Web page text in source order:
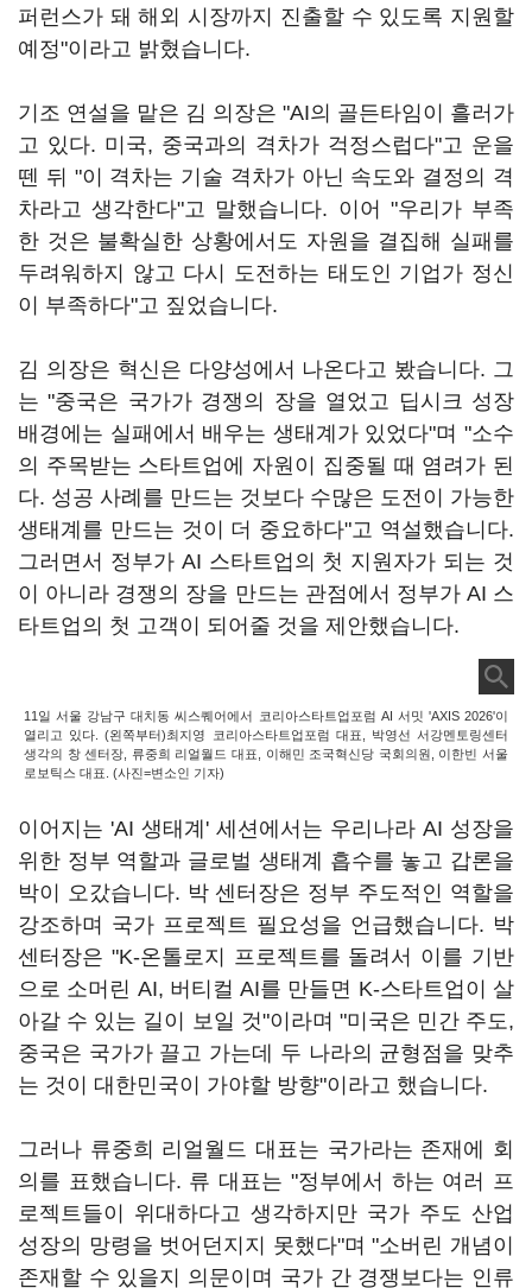
퍼런스가 돼 해외 시장까지 진출할 수 있도록 지원할
예정"이라고 밝혔습니다.
기조 연설을 맡은 김 의장은 "AI의 골든타임이 흘러가
고 있다. 미국, 중국과의 격차가 걱정스럽다"고 운을
뗀 뒤 "이 격차는 기술 격차가 아닌 속도와 결정의 격
차라고 생각한다"고 말했습니다. 이어 "우리가 부족
한 것은 불확실한 상황에서도 자원을 결집해 실패를
두려워하지 않고 다시 도전하는 태도인 기업가 정신
이 부족하다"고 짚었습니다.
김 의장은 혁신은 다양성에서 나온다고 봤습니다. 그
는 "중국은 국가가 경쟁의 장을 열었고 딥시크 성장
배경에는 실패에서 배우는 생태계가 있었다"며 "소수
의 주목받는 스타트업에 자원이 집중될 때 염려가 된
다. 성공 사례를 만드는 것보다 수많은 도전이 가능한
생태계를 만드는 것이 더 중요하다"고 역설했습니다.
그러면서 정부가 AI 스타트업의 첫 지원자가 되는 것
이 아니라 경쟁의 장을 만드는 관점에서 정부가 AI 스
타트업의 첫 고객이 되어줄 것을 제안했습니다.
11일 서울 강남구 대치동 씨스퀘어에서 코리아스타트업포럼 AI 서밋 'AXIS 2026'이
열리고 있다. (왼쪽부터)최지영 코리아스타트업포럼 대표, 박영선 서강멘토링센터
생각의 창 센터장, 류중희 리얼월드 대표, 이해민 조국혁신당 국회의원, 이한빈 서울
로보틱스 대표. (사진=변소인 기자)
이어지는 'AI 생태계' 세션에서는 우리나라 AI 성장을
위한 정부 역할과 글로벌 생태계 흡수를 놓고 갑론을
박이 오갔습니다. 박 센터장은 정부 주도적인 역할을
강조하며 국가 프로젝트 필요성을 언급했습니다. 박
센터장은 "K-온톨로지 프로젝트를 돌려서 이를 기반
으로 소머린 AI, 버티컬 AI를 만들면 K-스타트업이 살
아갈 수 있는 길이 보일 것"이라며 "미국은 민간 주도,
중국은 국가가 끌고 가는데 두 나라의 균형점을 맞추
는 것이 대한민국이 가야할 방향"이라고 했습니다.
그러나 류중희 리얼월드 대표는 국가라는 존재에 회
의를 표했습니다. 류 대표는 "정부에서 하는 여러 프
로젝트들이 위대하다고 생각하지만 국가 주도 산업
성장의 망령을 벗어던지지 못했다"며 "소버린 개념이
존재할 수 있을지 의문이며 국가 간 경쟁보다는 인류